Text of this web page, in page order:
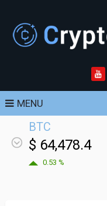
MENU
BTC
$ 64,478.4
0.53 %